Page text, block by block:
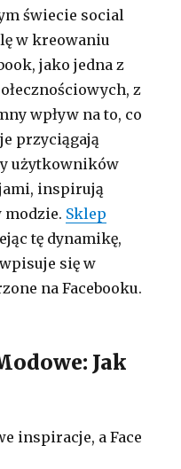
świecie social
w kreowaniu
jako jedna z
z
wpływ na to, co
przyciągają
użytkowników
inspirują
modzie. Sklep
tę dynamikę,
się w
na Facebooku.
Jak
inspiracje, a Face